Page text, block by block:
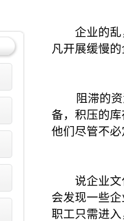
企业的乱，
凡开展缓慢
阻滞的资源
备，积压的
他们尽管不
说企业文化
会发现一些
职工只需进